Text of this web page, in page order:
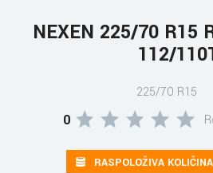
NEXEN 225/70 R15
112/
225/70 R15
0
RASPOLOŽIVA